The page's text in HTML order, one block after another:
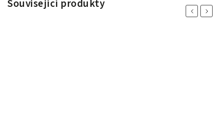
Související produkty
PreviousNext